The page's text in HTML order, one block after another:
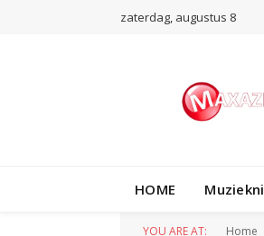
zaterdag, augustus 8
HOME
YOU ARE AT: Home